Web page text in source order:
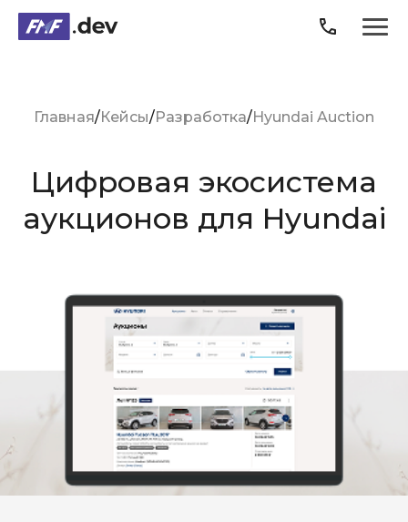
Кейсы
Карьера 3
Прайс-листы
Главная Кейсы Разработка Hyundai Auction
Цифровая экосистема
аукционов для Hyundai